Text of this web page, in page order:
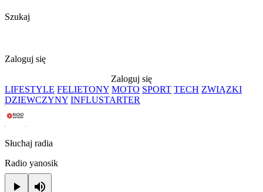
Szukaj
Zaloguj się
Zaloguj się
LIFESTYLE FELIETONY MOTO SPORT TECH ZWIĄZKI
DZIEWCZYNY INFLUSTARTER
Słuchaj radia
Radio yanosik
Play